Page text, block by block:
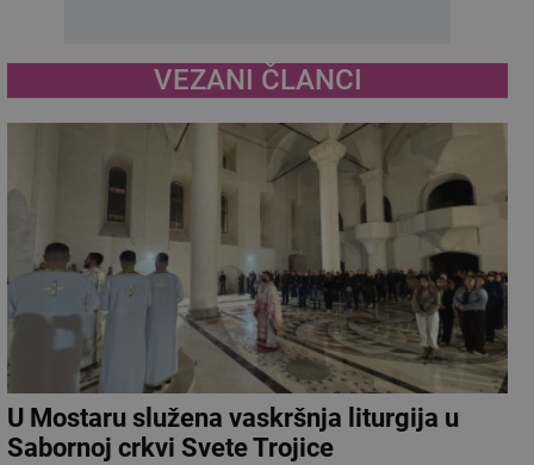
VEZANI ČLANCI
U Mostaru služena vaskršnja liturgija u
Sabornoj crkvi Svete Trojice